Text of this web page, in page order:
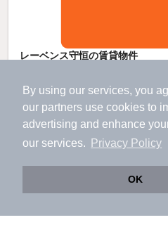
By using our services, you
our partners use cookies to
advertising and enhance
our services.
Privacy Policy
OK
アプリに切り替えて、サ
会員登録なしですぐ使える。
レーベンス守恒の賃貸物件
すべての写真
競馬場前駅 歩
徳力公団前駅
福岡県北九州
5階建 / 3年2ヶ月 /
駐車場あり 駐輪場あり 宅配ボック